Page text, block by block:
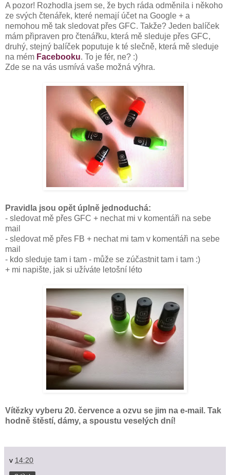
A pozor! Rozhodla jsem se, že bych ráda odměnila i někoho
ze svých čtenářek, které nemají účet na Google + a
nemohou mě tak sledovat přes GFC. Takže? Jeden balíček
mám připraven pro čtenářku, která mě sleduje přes GFC,
druhý, stejný balíček poputuje k té slečně, která mě sleduje
na mém Facebooku. To je fér, ne? :)
Zde se na vás usmívá vaše možná výhra.
Pravidla jsou opět úplně jednoduchá:
- sledovat mě přes GFC + nechat mi v komentáři na sebe
mail
- sledovat mě přes FB + nechat mi tam v komentáři na sebe
mail
- kdo sleduje tam i tam - může se zúčastnit tam i tam :)
+ mi napište, jak si užíváte letošní léto
Vítězky vyberu 20. července a ozvu se jim na e-mail. Tak
hodně štěstí, dámy, a spoustu veselých dní!
v 14:20